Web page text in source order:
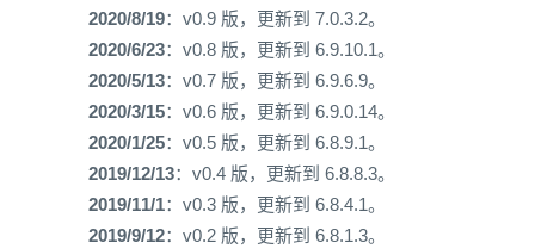
2020/8/19：v0.9 版，更新到 7.0.3.2。
2020/6/23：v0.8 版，更新到 6.9.10.1。
2020/5/13：v0.7 版，更新到 6.9.6.9。
2020/3/15：v0.6 版，更新到 6.9.0.14。
2020/1/25：v0.5 版，更新到 6.8.9.1。
2019/12/13：v0.4 版，更新到 6.8.8.3。
2019/11/1：v0.3 版，更新到 6.8.4.1。
2019/9/12：v0.2 版，更新到 6.8.1.3。